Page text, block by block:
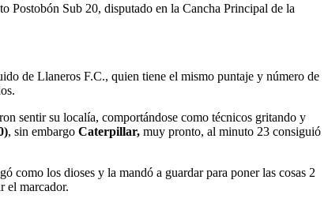
Postobón Sub 20, disputado en la Cancha Principal de la
de Llaneros F.C., quien tiene el mismo puntaje y número de
sentir su localía, comportándose como técnicos gritando y
, sin embargo Caterpillar, muy pronto, al minuto 23 consiguió
como los dioses y la mandó a guardar para poner las cosas 2
el marcador.